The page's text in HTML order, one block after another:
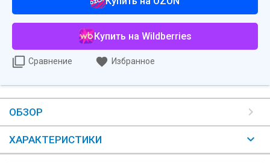
Купить на Wildberries
Сравнение Избранное
ОБЗОР
ХАРАКТЕРИСТИКИ